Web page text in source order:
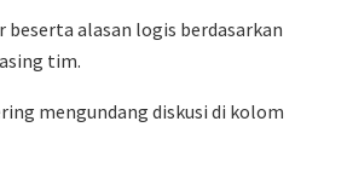
beserta alasan logis berdasarkan
tim.
mengundang diskusi di kolom